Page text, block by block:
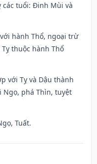
các tuổi: Đinh Mùi và
hành Thổ, ngoại trừ
thuộc hành Thổ
với Tỵ và Dậu thành
Ngọ, phá Thìn, tuyệt
Tuất.